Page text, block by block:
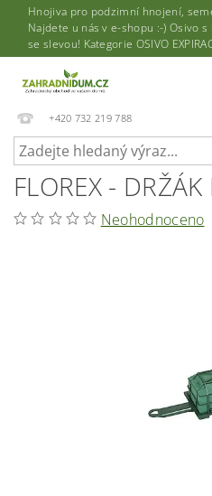
Hnojiva pro podzimní hnojení,
Najdete u nás v e-shopu :-) Osivo
se slevou! Kategorie OSIVO
+420 732 219 788
FLOREX -
Neohodnoceno